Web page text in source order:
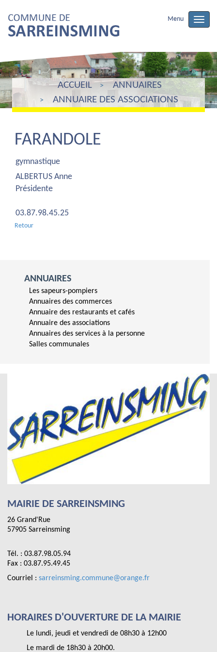
Toggle
Menu
ACCUEIL
ANNUAIRES
ANNUAIRE DES ASSOCIATIONS
FARANDOLE
gymnastique
ALBERTUS Anne
Présidente
03.87.98.45.25
Retour
ANNUAIRES
Les sapeurs-pompiers
Annuaires des commerces
Annuaire des restaurants et cafés
Annuaire des associations
Annuaires des services à la personne
Salles communales
MAIRIE DE SARREINSMING
26 Grand'Rue
57905 Sarreinsming
Tél. : 03.87.98.05.94
Fax : 03.87.95.49.45
Courriel : sarreinsming.commune@orange.fr
HORAIRES D'OUVERTURE DE LA MAIRIE
Le lundi, jeudi et vendredi de 08h30 à 12h00
Le mardi de 18h30 à 20h00.